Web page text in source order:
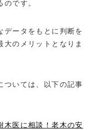
です。
データをもとに判断を
大のメリットとなりま
ついては、以下の記事
木医に相談！老木の安